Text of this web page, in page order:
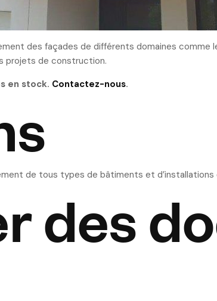
des façades de différents domaines comme
projets de construction.
en stock. Contactez-nous.
de tous types de bâtiments et
des